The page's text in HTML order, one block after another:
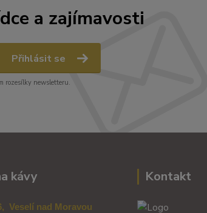
a zajímavosti
Přihlásit se
rozesílky newsletteru.
kávy
Veselí nad Moravou
Kontakt